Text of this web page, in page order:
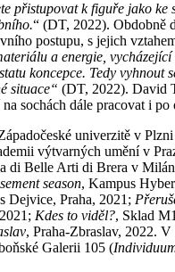
přistupovat k figuře jako ke
“ (DT, 2022). Obdobně
postupu, s jejich
a energie,
koncepce. Tedy vyhnout
situace“ (DT, 2022). David
sochách dále pracovat i po
univerzitě v Plzni
výtvarných umění v
di Belle Arti di Brera v
season, Kampus
Dejvice, Praha, 2021;
Kdes to viděl?, Sklad
, Praha-Zbraslav, 2022.
Galerii 105 (